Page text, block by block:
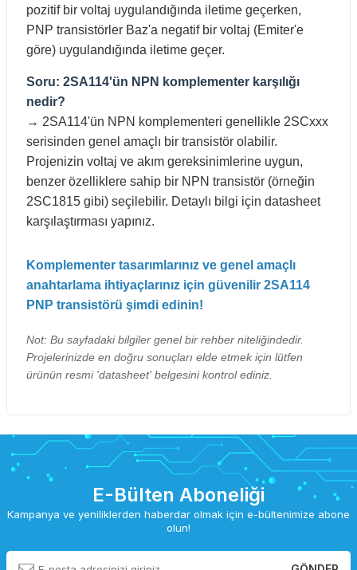
pozitif bir voltaj uygulandığında iletime geçerken,
PNP transistörler Baz'a negatif bir voltaj (Emiter'e
göre) uygulandığında iletime geçer.
Soru: 2SA114'ün NPN komplementer karşılığı
nedir?
→ 2SA114'ün NPN komplementeri genellikle 2SCxxx
serisinden genel amaçlı bir transistör olabilir.
Projenizin voltaj ve akım gereksinimlerine uygun,
benzer özelliklere sahip bir NPN transistör (örneğin
2SC1815 gibi) seçilebilir. Detaylı bilgi için datasheet
karşılaştırması yapınız.
Komplementer tasarımlarınız ve genel amaçlı
anahtarlama ihtiyaçlarınız için güvenilir 2SA114
PNP transistörü şimdi edinin!
Not: Bu sayfadaki bilgiler genel bir rehber niteliğindedir.
Projelerinizde en doğru sonuçları elde etmek için lütfen
ürünün resmi 'datasheet' belgesini kontrol ediniz.
E-Bülten Aboneliği
Kampanya ve yeniliklerden haberdar olmak için e-bültenimize abone
olun!